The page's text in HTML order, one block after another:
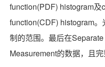
function(PDF) histogram
function(CDF) histogram
制的范围。最后在
Measurement的数据，且